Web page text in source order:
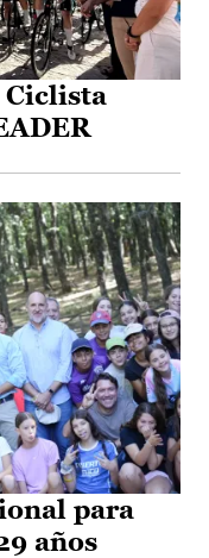
Ciclista
para
años